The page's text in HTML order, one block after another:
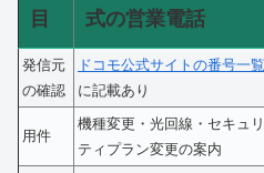
目
式の営業電話
発信元
の確認
ドコモ公式サイトの番号一覧
に記載あり
用件
機種変更・光回線・セキュリ
ティプラン変更の案内